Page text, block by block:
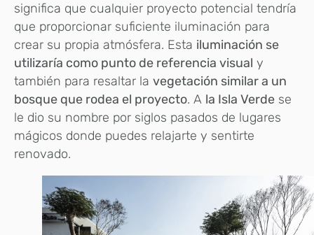
significa que cualquier proyecto potencial tendría
que proporcionar suficiente iluminación para
crear su propia atmósfera. Esta iluminación se
utilizaría como punto de referencia visual y
también para resaltar la vegetación similar a un
bosque que rodea el proyecto. A la Isla Verde se
le dio su nombre por siglos pasados ​​de lugares
mágicos donde puedes relajarte y sentirte
renovado.